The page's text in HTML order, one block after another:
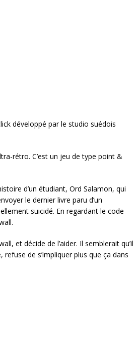
développé par le studio suédois
rétro. C’est un jeu de type point &
d’un étudiant, Ord Salamon, qui
le dernier livre paru d’un
suicidé. En regardant le code
et décide de l’aider. Il semblerait qu’il
de s’impliquer plus que ça dans